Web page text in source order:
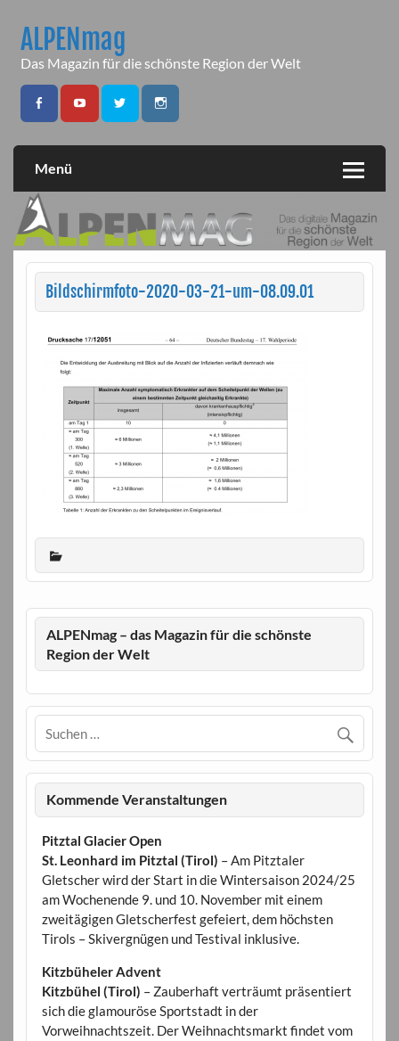
contentALPENmag
Das Magazin für die schönste Region der Welt
Menü
Bildschirmfoto-2020-03-21-um-08.09.01
ALPENmag – das Magazin für die schönste
Region der Welt
Kommende Veranstaltungen
Pitztal Glacier Open
St. Leonhard im Pitztal (Tirol) – Am Pitztaler
Gletscher wird der Start in die Wintersaison 2024/25
am Wochenende 9. und 10. November mit einem
zweitägigen Gletscherfest gefeiert, dem höchsten
Tirols – Skivergnügen und Testival inklusive.
Kitzbüheler Advent
Kitzbühel (Tirol) – Zauberhaft verträumt präsentiert
sich die glamouröse Sportstadt in der
Vorweihnachtszeit. Der Weihnachtsmarkt findet vom